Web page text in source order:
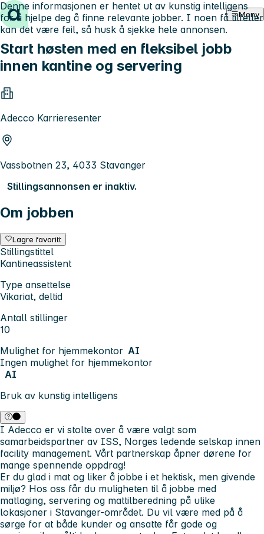
Hopp til innhold Meny
Start høsten med en fleksibel jobb
innen kantine og servering
Adecco Karrieresenter
Vassbotnen 23, 4033 Stavanger
Stillingsannonsen er inaktiv.
Om jobben
Lagre favoritt
Stillingstittel
Kantineassistent
Type ansettelse
Vikariat, deltid
Antall stillinger
10
Mulighet for hjemmekontor AI
Ingen mulighet for hjemmekontor
AI
Bruk av kunstig intelligens
Denne informasjonen er hentet ut av kunstig intelligens
for å hjelpe deg å finne relevante jobber. I noen få tilfeller
kan det være feil, så husk å sjekke hele annonsen.
I Adecco er vi stolte over å være valgt som
samarbeidspartner av ISS, Norges ledende selskap innen
facility management. Vårt partnerskap åpner dørene for
mange spennende oppdrag!
Er du glad i mat og liker å jobbe i et hektisk, men givende
miljø? Hos oss får du muligheten til å jobbe med
matlaging, servering og mattilberedning på ulike
lokasjoner i Stavanger-området. Du vil være med på å
sørge for at både kunder og ansatte får gode og